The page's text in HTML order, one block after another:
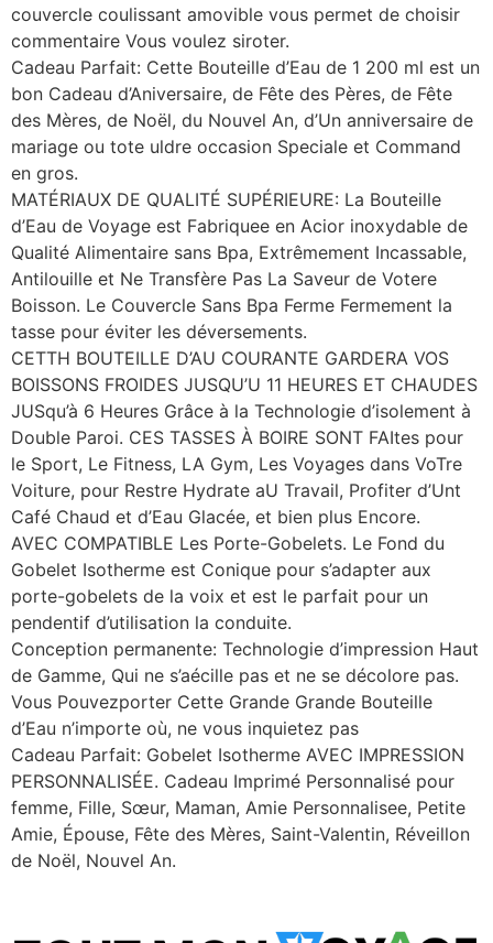
couvercle coulissant amovible vous permet de choisir
commentaire Vous voulez siroter.
Cadeau Parfait: Cette Bouteille d’Eau de 1 200 ml est un
bon Cadeau d’Aniversaire, de Fête des Pères, de Fête
des Mères, de Noël, du Nouvel An, d’Un anniversaire de
mariage ou tote uldre occasion Speciale et Command
en gros.
MATÉRIAUX DE QUALITÉ SUPÉRIEURE: La Bouteille
d’Eau de Voyage est Fabriquee en Acior inoxydable de
Qualité Alimentaire sans Bpa, Extrêmement Incassable,
Antilouille et Ne Transfère Pas La Saveur de Votere
Boisson. Le Couvercle Sans Bpa Ferme Fermement la
tasse pour éviter les déversements.
CETTH BOUTEILLE D’AU COURANTE GARDERA VOS
BOISSONS FROIDES JUSQU’U 11 HEURES ET CHAUDES
JUSqu’à 6 Heures Grâce à la Technologie d’isolement à
Double Paroi. CES TASSES À BOIRE SONT FAItes pour
le Sport, Le Fitness, LA Gym, Les Voyages dans VoTre
Voiture, pour Restre Hydrate aU Travail, Profiter d’Unt
Café Chaud et d’Eau Glacée, et bien plus Encore.
AVEC COMPATIBLE Les Porte-Gobelets. Le Fond du
Gobelet Isotherme est Conique pour s’adapter aux
porte-gobelets de la voix et est le parfait pour un
pendentif d’utilisation la conduite.
Conception permanente: Technologie d’impression Haut
de Gamme, Qui ne s’aécille pas et ne se décolore pas.
Vous Pouvezporter Cette Grande Grande Bouteille
d’Eau n’importe où, ne vous inquietez pas
Cadeau Parfait: Gobelet Isotherme AVEC IMPRESSION
PERSONNALISÉE. Cadeau Imprimé Personnalisé pour
femme, Fille, Sœur, Maman, Amie Personnalisee, Petite
Amie, Épouse, Fête des Mères, Saint-Valentin, Réveillon
de Noël, Nouvel An.